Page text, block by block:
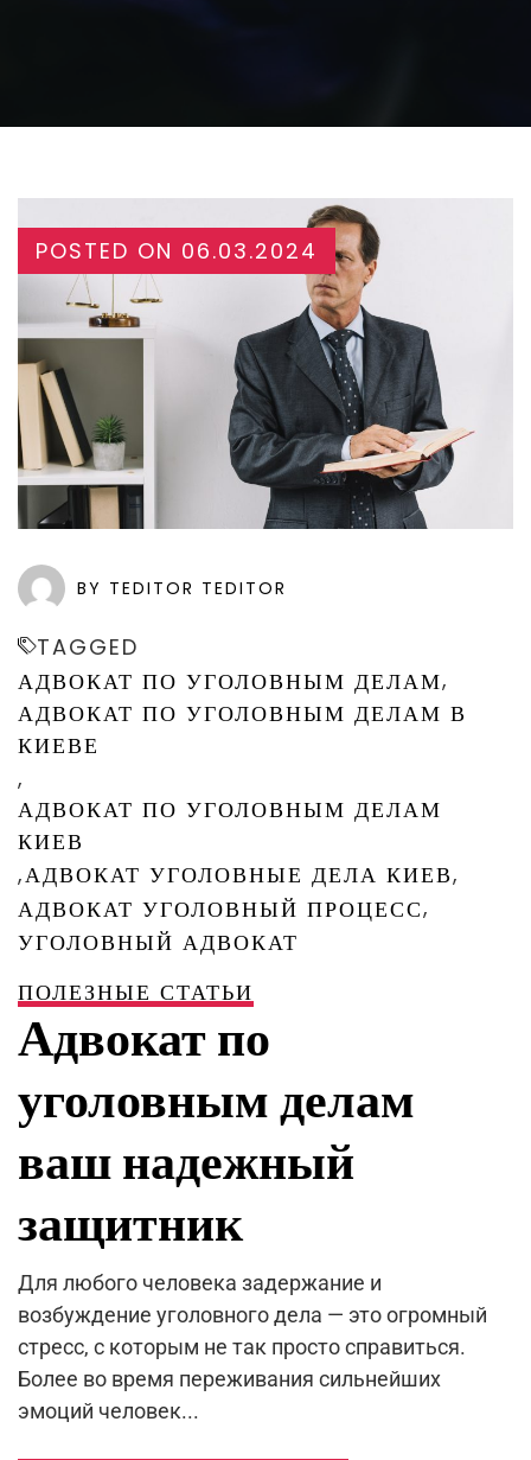
POSTED ON 06.03.2024
BY TEDITOR TEDITOR
TAGGED
АДВОКАТ ПО УГОЛОВНЫМ ДЕЛАМ,
АДВОКАТ ПО УГОЛОВНЫМ ДЕЛАМ В
КИЕВЕ
,
АДВОКАТ ПО УГОЛОВНЫМ ДЕЛАМ
КИЕВ
,АДВОКАТ УГОЛОВНЫЕ ДЕЛА КИЕВ,
АДВОКАТ УГОЛОВНЫЙ ПРОЦЕСС,
УГОЛОВНЫЙ АДВОКАТ
ПОЛЕЗНЫЕ СТАТЬИ
Адвокат по
уголовным делам
ваш надежный
защитник
Для любого человека задержание и
возбуждение уголовного дела — это огромный
стресс, с которым не так просто справиться.
Более во время переживания сильнейших
эмоций человек...